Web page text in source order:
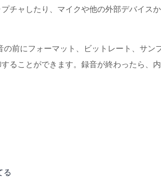
チャしたり、マイクや他の外部デバイス
前にフォーマット、ビットレート、サン
ることができます。録音が終わったら、
る